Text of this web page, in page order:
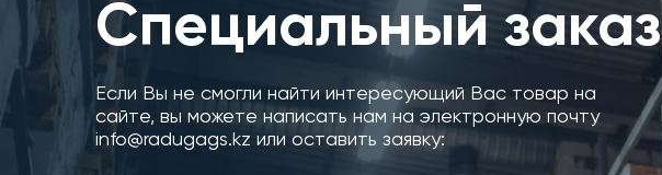
Специальный заказ
Если Вы не смогли найти интересующий Вас товар на
сайте, вы можете написать нам на электронную почту
info@radugags.kz или оставить заявку: